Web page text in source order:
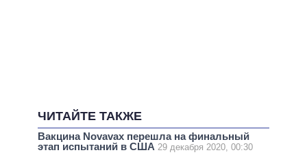
ЧИТАЙТЕ ТАКЖЕ
Вакцина Novavax перешла на финальный
этап испытаний в США 29 декабря 2020, 00:30